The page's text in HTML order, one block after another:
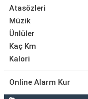
Atasözleri
Müzik
Ünlüler
Kaç Km
Kalori
Online Alarm Kur